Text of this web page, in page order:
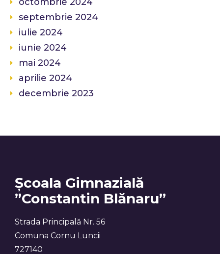
septembrie 2024
iulie 2024
iunie 2024
mai 2024
aprilie 2024
decembrie 2023
Școala Gimnazială
”Constantin Blănaru”
Strada Principală Nr. 56
Comuna Cornu Luncii
727140